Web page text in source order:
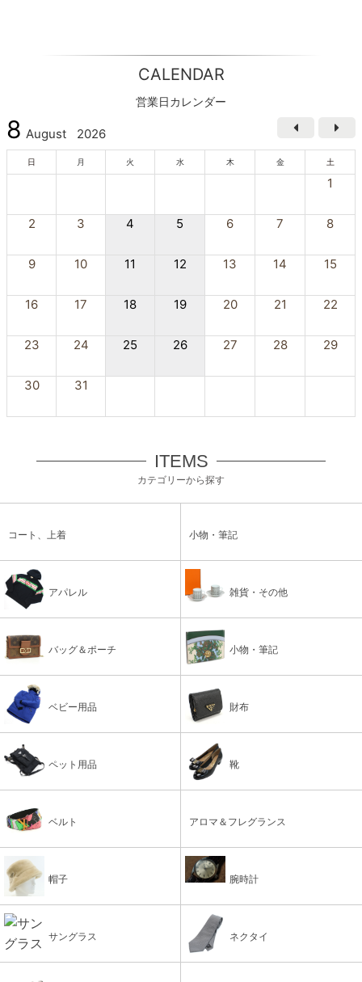
CALENDAR
営業日カレンダー
8 August 2026
日 月 火 水 木 金 土
1
2 3 4 5 6 7 8
9 10 11 12 13 14 15
16 17 18 19 20 21 22
23 24 25 26 27 28 29
30 31
ITEMS
カテゴリーから探す
コート、上着 小物・筆記
アパレル 雑貨・その他
バッグ＆ポーチ 小物・筆記
ベビー用品 財布
ペット用品 靴
ベルト アロマ＆フレグランス
帽子 腕時計
サングラス ネクタイ